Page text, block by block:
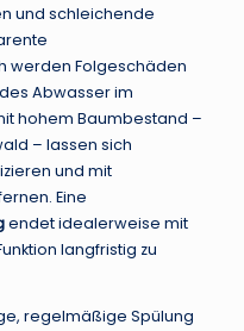
und schleichende
werden Folgeschäden
Abwasser im
hohem Baumbestand –
– lassen sich
und mit
Eine
endet idealerweise mit
langfristig zu
regelmäßige Spülung